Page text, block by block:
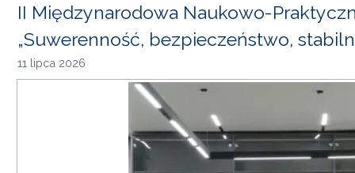
II Międzynarodowa Naukowo-
„Suwerenność, bezpieczeństwo,
11 lipca 2026